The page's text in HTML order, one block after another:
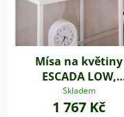
Mísa na květiny
ESCADA LOW,
sklolaminát, Ø 37
bílá
Skladem
1 767 Kč